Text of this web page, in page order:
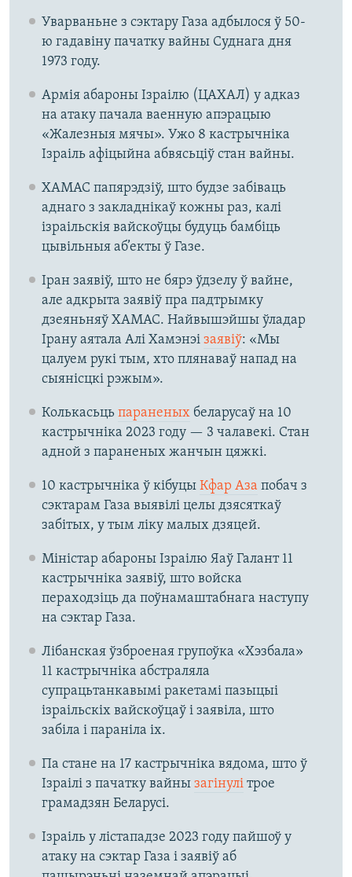
Уварваньне з сэктару Газа адбылося ў 50-
ю гадавіну пачатку вайны Суднага дня
1973 году.
Армія абароны Ізраілю (ЦАХАЛ) у адказ
на атаку пачала ваенную апэрацыю
«Жалезныя мячы». Ужо 8 кастрычніка
Ізраіль афіцыйна абвясьціў стан вайны.
ХАМАС папярэдзіў, што будзе забіваць
аднаго з закладнікаў кожны раз, калі
ізраільскія вайскоўцы будуць бамбіць
цывільныя аб’екты ў Газе.
Іран заявіў, што не бярэ ўдзелу ў вайне,
але адкрыта заявіў пра падтрымку
дзеяньняў ХАМАС. Найвышэйшы ўладар
Ірану аятала Алі Хамэнэі заявіў: «Мы
цалуем рукі тым, хто плянаваў напад на
сыянісцкі рэжым».
Колькасьць параненыхбеларусаў на 10
кастрычніка 2023 году — 3 чалавекі. Стан
адной з параненых жанчын цяжкі.
10 кастрычніка ў кібуцы Кфар Аза побач з
сэктарам Газа выявілі целы дзясяткаў
забітых, у тым ліку малых дзяцей.
Міністар абароны Ізраілю Яаў Галант 11
кастрычніка заявіў, што войска
пераходзіць да поўнамаштабнага наступу
на сэктар Газа.
Лібанская ўзброеная групоўка «Хэзбала»
11 кастрычніка абстраляла
супрацьтанкавымі ракетамі пазыцыі
ізраільскіх вайскоўцаў і заявіла, што
забіла і параніла іх.
Па стане на 17 кастрычніка вядома, што ў
Ізраілі з пачатку вайны загінулітрое
грамадзян Беларусі.
Ізраіль у лістападзе 2023 году пайшоў у
атаку на сэктар Газа і заявіў аб